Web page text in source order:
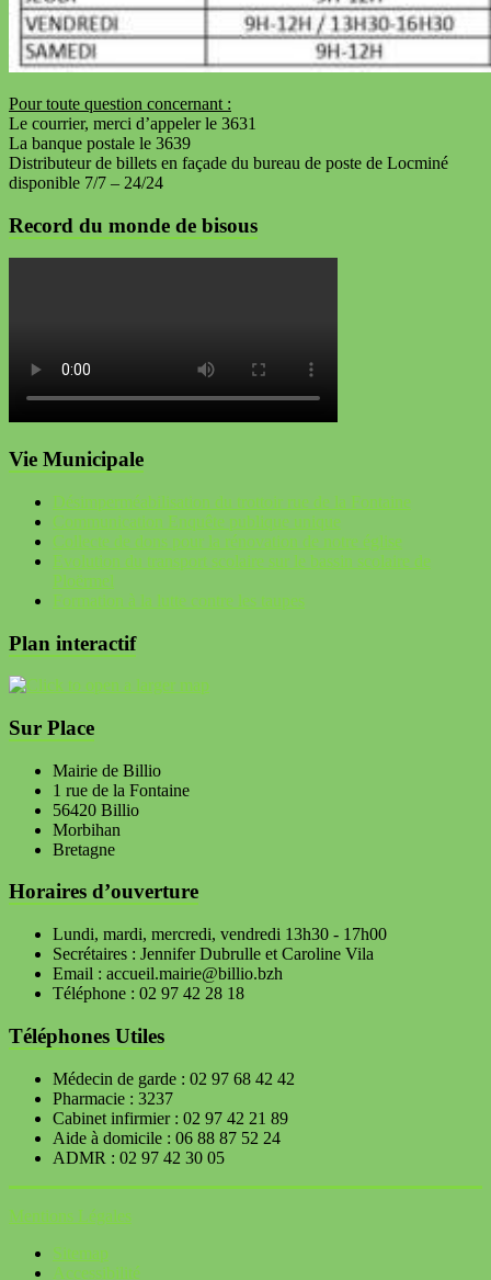
Pour toute question concernant :
Le courrier, merci d’appeler le 3631
La banque postale le 3639
Distributeur de billets en façade du bureau de poste de Locminé
disponible 7/7 – 24/24
Record du monde de bisous
Vie Municipale
Désimperméabilisation du trottoir rue de la Fontaine
Communication Enquête publique unique
Collecte de dons pour la rénovation de notre église
Evolution du transport scolaire sur le bassin scolaire de
Ploërmel
Formation à la lutte contre les taupes
Plan interactif
Sur Place
Mairie de Billio
1 rue de la Fontaine
56420 Billio
Morbihan
Bretagne
Horaires d’ouverture
Lundi, mardi, mercredi, vendredi 13h30 - 17h00
Secrétaires : Jennifer Dubrulle et Caroline Vila
Email : accueil.mairie@billio.bzh
Téléphone : 02 97 42 28 18
Téléphones Utiles
Médecin de garde : 02 97 68 42 42
Pharmacie : 3237
Cabinet infirmier : 02 97 42 21 89
Aide à domicile : 06 88 87 52 24
ADMR : 02 97 42 30 05
Mentions Légales
Sitemap
Accessibilité